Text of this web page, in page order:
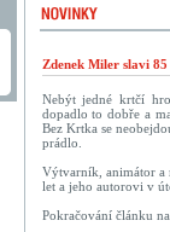
Zdenek Miler slavi
Nebýt jedné krtčí
dopadlo to dobře a
Bez Krtka se
prádlo.
Výtvarník, animátor a
let a jeho autorovi v
Pokračování článku